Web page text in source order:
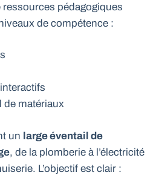
pédagogiques
de compétence :
de matériaux
un large éventail de
, de la plomberie à l’électricité
L’objectif est clair :